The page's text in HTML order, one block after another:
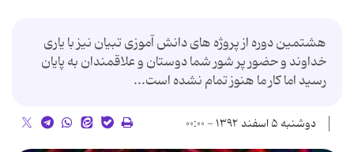
هشتمین دوره از پروژه های دانش آموزی تبیان نیز با یاری
خداوند و حضور پر شور شما دوستان و علاقمندان به پایان
رسید اما کار ما هنوز تمام نشده است...
دوشنبه ۵ اسفند ۱۳۹۲ - ۰۰:۰۰